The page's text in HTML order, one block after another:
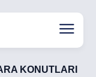
KONUTLARI